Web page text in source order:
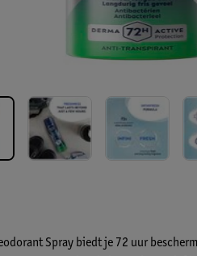
Spray biedt je 72 uur